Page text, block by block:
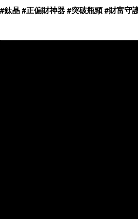
#鈦晶 #正偏財神器 #突破瓶頸 #財富守